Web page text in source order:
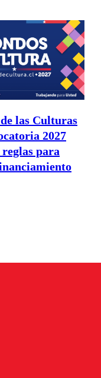
las Culturas
2027
reglas para